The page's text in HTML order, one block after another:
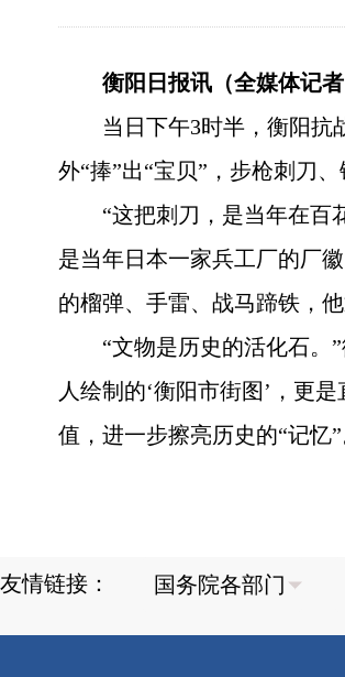
衡阳日报讯（全媒体记者
当日下午3时半，衡阳抗
外“捧”出“宝贝”，步枪刺刀
“这把刺刀，是当年在百
是当年日本一家兵工厂的厂
的榴弹、手雷、战马蹄铁，他
“文物是历史的活化石。
人绘制的‘衡阳市街图’，更
值，进一步擦亮历史的“记忆”
友情链接：